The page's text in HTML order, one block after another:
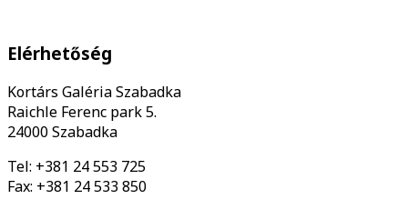
Elérhetőség
Kortárs Galéria Szabadka
Raichle Ferenc park 5.
24000 Szabadka
Tel: +381 24 553 725
Fax: +381 24 533 850